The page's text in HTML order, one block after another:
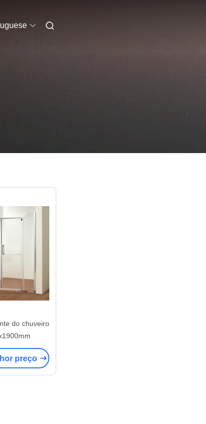
do chuveiro
preço